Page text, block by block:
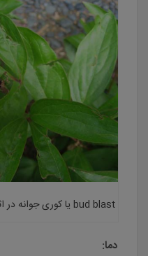
bud blast یا کوری جوانه در اثر نورکم یا خاک ضعیف
دما: